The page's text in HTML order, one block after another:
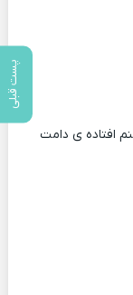
پست قبلی
افتاده ی دامت